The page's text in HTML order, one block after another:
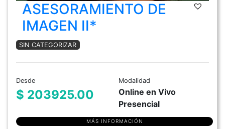
ASESORAMIENTO DE
IMAGEN II*
SIN CATEGORIZAR
Desde
$ 203925.00
Modalidad
Online en Vivo
Presencial
MÁS INFORMACIÓN